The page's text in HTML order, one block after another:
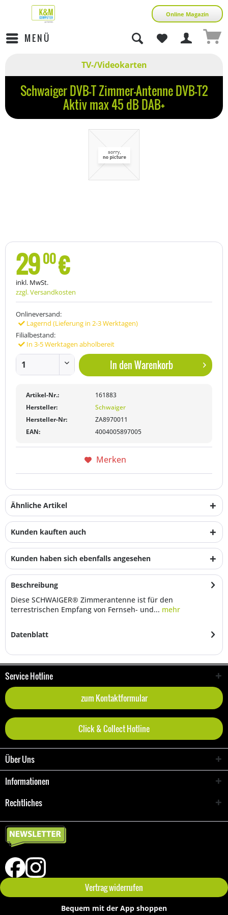
Online Magazin
MENÜ
TV-/Videokarten
Schwaiger DVB-T Zimmer-Antenne DVB-T2
Aktiv max 45 dB DAB+
2900€
inkl. MwSt.
zzgl. Versandkosten
Onlineversand:
Lagernd (Lieferung in 2-3 Werktagen)
Filialbestand:
In 3-5 Werktagen abholbereit
In denWarenkorb
Artikel-Nr.:
161883
Hersteller:
Schwaiger
Hersteller-Nr:
ZA8970011
EAN:
4004005897005
Merken
Ähnliche Artikel
Kunden kauften auch
Kunden haben sich ebenfalls angesehen
Beschreibung
Diese SCHWAIGER® Zimmerantenne ist für den
terrestrischen Empfang von Fernseh- und... mehr
Datenblatt
Service Hotline
zum Kontaktformular
Click & Collect Hotline
Über Uns
Informationen
Rechtliches
Vertrag widerrufen
Bequem mit der App shoppen